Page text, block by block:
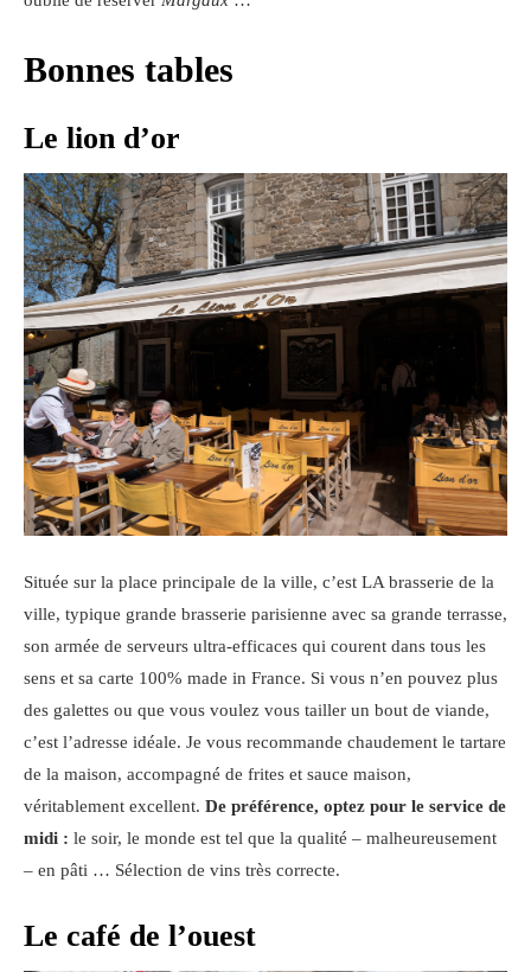
Bonnes tables
Le lion d’or
Située sur la place principale de la ville, c’est LA brasserie de la
ville, typique grande brasserie parisienne avec sa grande terrasse,
son armée de serveurs ultra-efficaces qui courent dans tous les
sens et sa carte 100% made in France. Si vous n’en pouvez plus
des galettes ou que vous voulez vous tailler un bout de viande,
c’est l’adresse idéale. Je vous recommande chaudement le tartare
de la maison, accompagné de frites et sauce maison,
véritablement excellent. De préférence, optez pour le service de
midi : le soir, le monde est tel que la qualité – malheureusement
– en pâti … Sélection de vins très correcte.
Le café de l’ouest